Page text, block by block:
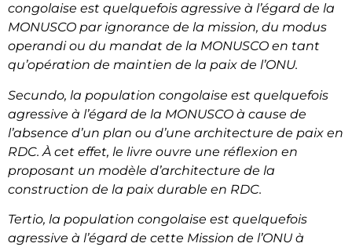
congolaise est quelquefois agressive à l’égard de la
MONUSCO par ignorance de la mission, du modus
operandi ou du mandat de la MONUSCO en tant
qu’opération de maintien de la paix de l’ONU.
Secundo, la population congolaise est quelquefois
agressive à l’égard de la MONUSCO à cause de
l’absence d’un plan ou d’une architecture de paix en
RDC. À cet effet, le livre ouvre une réflexion en
proposant un modèle d’architecture de la
construction de la paix durable en RDC.
Tertio, la population congolaise est quelquefois
agressive à l’égard de cette Mission de l’ONU à